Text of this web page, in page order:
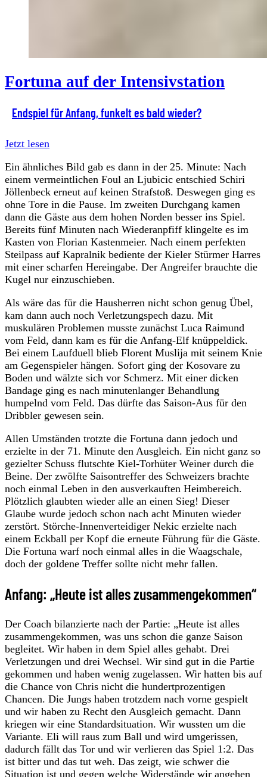
Fortuna auf der Intensivstation
Endspiel für Anfang, funkelt es bald wieder?
Jetzt lesen
Ein ähnliches Bild gab es dann in der 25. Minute: Nach
einem vermeintlichen Foul an Ljubicic entschied Schiri
Jöllenbeck erneut auf keinen Strafstoß. Deswegen ging es
ohne Tore in die Pause. Im zweiten Durchgang kamen
dann die Gäste aus dem hohen Norden besser ins Spiel.
Bereits fünf Minuten nach Wiederanpfiff klingelte es im
Kasten von Florian Kastenmeier. Nach einem perfekten
Steilpass auf Kapralnik bediente der Kieler Stürmer Harres
mit einer scharfen Hereingabe. Der Angreifer brauchte die
Kugel nur einzuschieben.
Als wäre das für die Hausherren nicht schon genug Übel,
kam dann auch noch Verletzungspech dazu. Mit
muskulären Problemen musste zunächst Luca Raimund
vom Feld, dann kam es für die Anfang-Elf knüppeldick.
Bei einem Laufduell blieb Florent Muslija mit seinem Knie
am Gegenspieler hängen. Sofort ging der Kosovare zu
Boden und wälzte sich vor Schmerz. Mit einer dicken
Bandage ging es nach minutenlanger Behandlung
humpelnd vom Feld. Das dürfte das Saison-Aus für den
Dribbler gewesen sein.
Allen Umständen trotzte die Fortuna dann jedoch und
erzielte in der 71. Minute den Ausgleich. Ein nicht ganz so
gezielter Schuss flutschte Kiel-Torhüter Weiner durch die
Beine. Der zwölfte Saisontreffer des Schweizers brachte
noch einmal Leben in den ausverkauften Heimbereich.
Plötzlich glaubten wieder alle an einen Sieg! Dieser
Glaube wurde jedoch schon nach acht Minuten wieder
zerstört. Störche-Innenverteidiger Nekic erzielte nach
einem Eckball per Kopf die erneute Führung für die Gäste.
Die Fortuna warf noch einmal alles in die Waagschale,
doch der goldene Treffer sollte nicht mehr fallen.
Anfang: „Heute ist alles zusammengekommen“
Der Coach bilanzierte nach der Partie: „Heute ist alles
zusammengekommen, was uns schon die ganze Saison
begleitet. Wir haben in dem Spiel alles gehabt. Drei
Verletzungen und drei Wechsel. Wir sind gut in die Partie
gekommen und haben wenig zugelassen. Wir hatten bis auf
die Chance von Chris nicht die hundertprozentigen
Chancen. Die Jungs haben trotzdem nach vorne gespielt
und wir haben zu Recht den Ausgleich gemacht. Dann
kriegen wir eine Standardsituation. Wir wussten um die
Variante. Eli will raus zum Ball und wird umgerissen,
dadurch fällt das Tor und wir verlieren das Spiel 1:2. Das
ist bitter und das tut weh. Das zeigt, wie schwer die
Situation ist und gegen welche Widerstände wir angehen